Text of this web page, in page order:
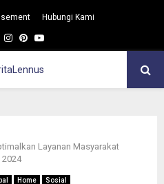
Hubungi Kami
Instagram
Pinterest
Youtube
Layanan Masyarakat
2024
Home Sosial